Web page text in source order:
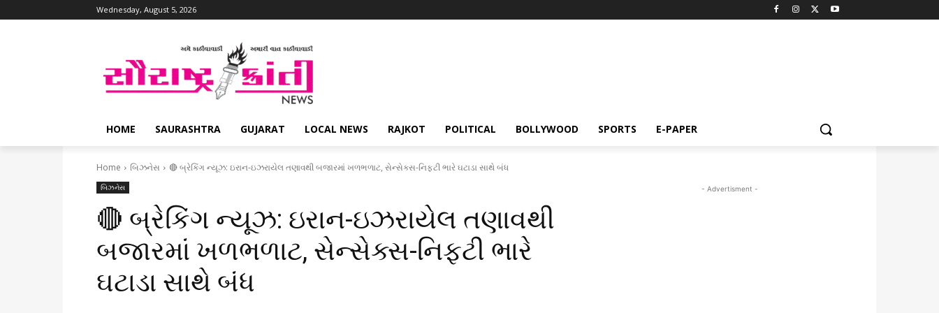
Wednesday, August 5, 2026
HOME SAURASHTRA GUJARAT LOCAL NEWS RAJKOT POLITICAL BOLLYWOOD SPORTS E-PAPER
Home બિઝનેસ 🔴 બ્રેકિંગ ન્યૂઝ: ઇરાન-ઇઝરાયેલ તણાવથી બજારમાં ખળભળાટ, સેન્સેક્સ-નિફ્ટી ભારે ઘટાડા સાથે બંધ
બિઝનેસ
🔴 બ્રેકિંગ ન્યૂઝ: ઇરાન-ઇઝરાયેલ તણાવથી
બજારમાં ખળભળાટ, સેન્સેક્સ-નિફ્ટી ભારે
ઘટાડા સાથે બંધ
- Advertisment -